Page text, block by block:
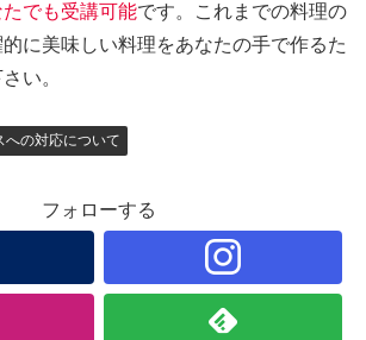
たでも受講可能です。これまでの料理の
に美味しい料理をあなたの手で作るた
い。
への対応について
フォローする